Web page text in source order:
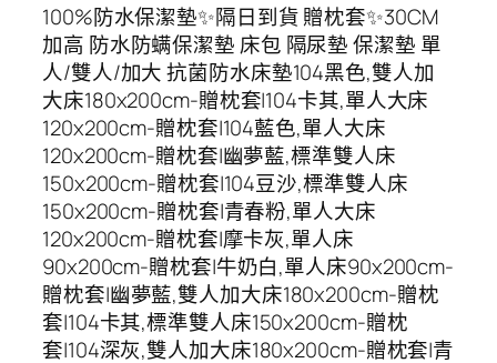
100%防水保潔墊✨隔日到貨 贈枕套✨30CM
加高 防水防螨保潔墊 床包 隔尿墊 保潔墊 單
人/雙人/加大 抗菌防水床墊104黑色,雙人加
大床180x200cm-贈枕套|104卡其,單人大床
120x200cm-贈枕套|104藍色,單人大床
120x200cm-贈枕套|幽夢藍,標準雙人床
150x200cm-贈枕套|104豆沙,標準雙人床
150x200cm-贈枕套|青春粉,單人大床
120x200cm-贈枕套|摩卡灰,單人床
90x200cm-贈枕套|牛奶白,單人床90x200cm-
贈枕套|幽夢藍,雙人加大床180x200cm-贈枕
套|104卡其,標準雙人床150x200cm-贈枕
套|104深灰,雙人加大床180x200cm-贈枕套|青